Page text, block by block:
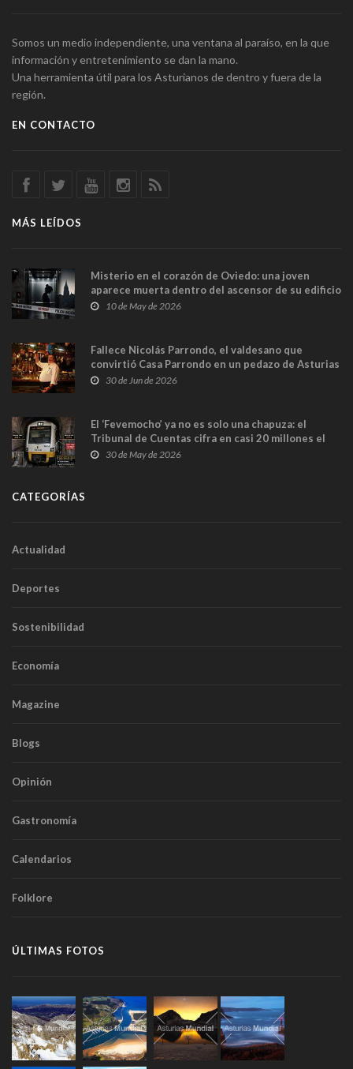
Somos un medio independiente, una ventana al paraíso, en la que
información y entretenimiento se dan la mano.
Una herramienta útil para los Asturianos de dentro y fuera de la
región.
EN CONTACTO
MÁS LEÍDOS
Misterio en el corazón de Oviedo: una joven
aparece muerta dentro del ascensor de su edificio
y las cámaras captan sus últimos minutos
10 de May de 2026
Fallece Nicolás Parrondo, el valdesano que
convirtió Casa Parrondo en un pedazo de Asturias
en Madrid
30 de Jun de 2026
El ‘Fevemocho’ ya no es solo una chapuza: el
Tribunal de Cuentas cifra en casi 20 millones el
sobrecoste de los trenes que no cabían por los
30 de May de 2026
CATEGORÍAS
Actualidad
Deportes
Sostenibilidad
Economía
Magazine
Blogs
Opinión
Gastronomía
Calendarios
Folklore
ÚLTIMAS FOTOS